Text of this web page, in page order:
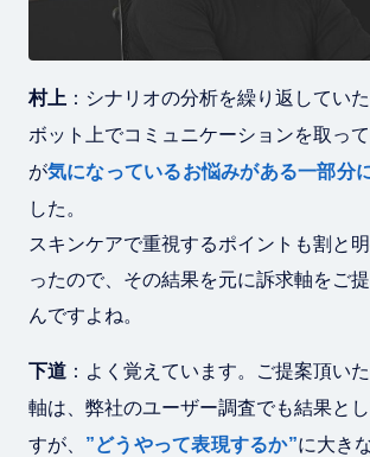
村上 ：シナリオの分析を繰り返してい
ボット上でコミュニケーションを取っ
が気になっているお悩みがある一部分
した。
スキンケアで重視するポイントも割と
ったので、その結果を元に訴求軸をご
んですよね。
下道 ：よく覚えています。ご提案頂い
軸は、弊社のユーザー調査でも結果と
すが、 ”どうやって表現するか”に大き